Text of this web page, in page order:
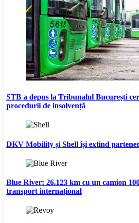
STB a depus la Tribunalul București
procedurii de insolvență
DKV Mobility și Shell își extind
Blue River: 26.123 km cu un camion
transport internațional